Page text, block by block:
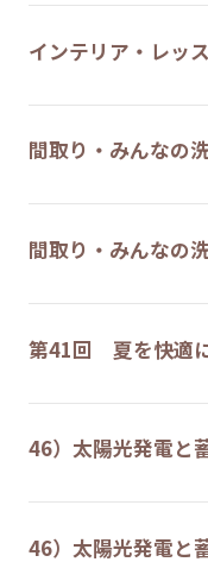
インテリア・レッ
間取り・みんな
間取り・みんな
第41回 夏を快適
46）太陽光発電と
46）太陽光発電と